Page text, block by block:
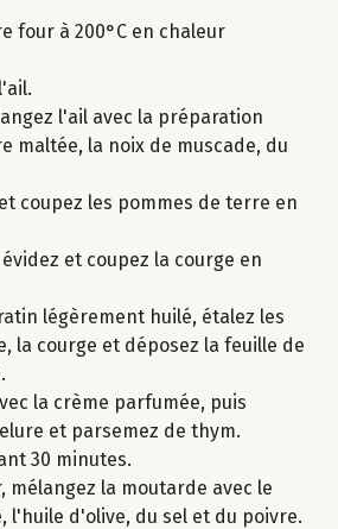
four à 200°C en chaleur
l'ail avec la préparation
maltée, la noix de muscade, du
coupez les pommes de terre en
et coupez la courge en
légèrement huilé, étalez les
la courge et déposez la feuille de
la crème parfumée, puis
et parsemez de thym.
30 minutes.
mélangez la moutarde avec le
l'huile d'olive, du sel et du poivre.